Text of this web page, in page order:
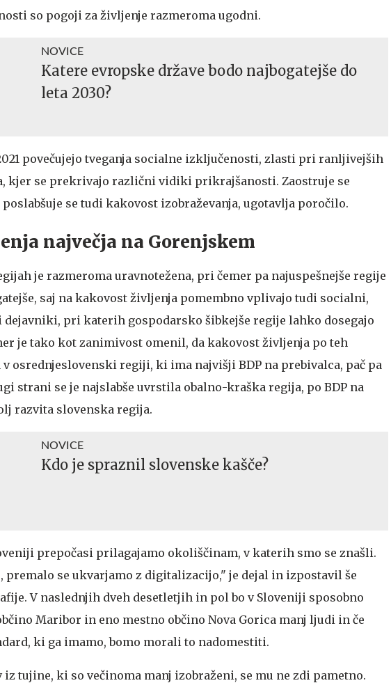
so pogoji za življenje razmeroma ugodni.
NOVICE
Katere evropske države bodo najbogatejše do
leta 2030?
povečujejo tveganja socialne izključenosti, zlasti pri ranljivejših
kjer se prekrivajo različni vidiki prikrajšanosti. Zaostruje se
se tudi kakovost izobraževanja, ugotavlja poročilo.
največja na Gorenjskem
je razmeroma uravnotežena, pri čemer pa najuspešnejše regije
saj na kakovost življenja pomembno vplivajo tudi socialni,
pri katerih gospodarsko šibkejše regije lahko dosegajo
je tako kot zanimivost omenil, da kakovost življenja po teh
osrednjeslovenski regiji, ki ima najvišji BDP na prebivalca, pač pa
strani se je najslabše uvrstila obalno-kraška regija, po BDP na
razvita slovenska regija.
NOVICE
Kdo je spraznil slovenske kašče?
prepočasi prilagajamo okoliščinam, v katerih smo se znašli.
premalo se ukvarjamo z digitalizacijo," je dejal in izpostavil še
V naslednjih dveh desetletjih in pol bo v Sloveniji sposobno
Maribor in eno mestno občino Nova Gorica manj ljudi in če
ki ga imamo, bomo morali to nadomestiti.
iz tujine, ki so večinoma manj izobraženi, se mu ne zdi pametno.